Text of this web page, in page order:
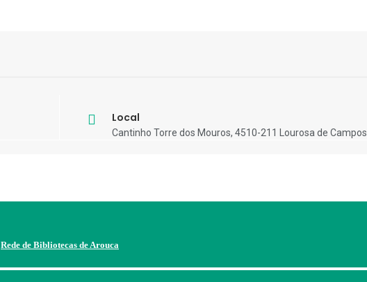
Local
Cantinho Torre dos Mouros, 4510-211 Lourosa de Campos
Rede de Bibliotecas de Arouca